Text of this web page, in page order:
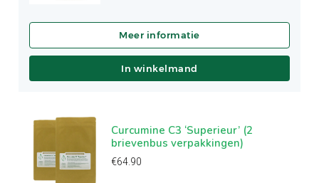
In winkelmand
Curcumine C3 ‘Superieur’ (2
brievenbus verpakkingen)
€64.90